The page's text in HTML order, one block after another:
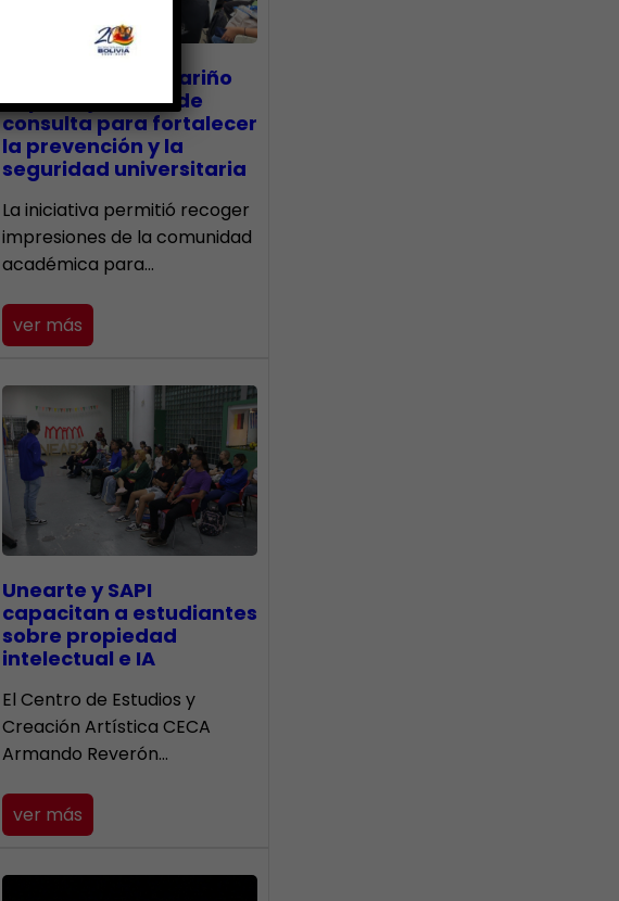
CECA Santiago Mariño
impulsó jornada de
consulta para fortalecer
la prevención y la
seguridad universitaria
La iniciativa permitió recoger
impresiones de la comunidad
académica para…
ver más
Unearte y SAPI
capacitan a estudiantes
sobre propiedad
intelectual e IA
El Centro de Estudios y
Creación Artística CECA
Armando Reverón…
ver más